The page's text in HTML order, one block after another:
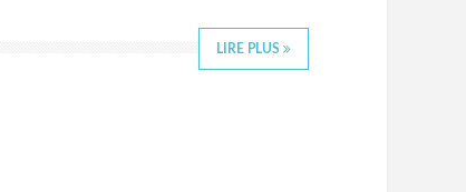
LIRE PLUS